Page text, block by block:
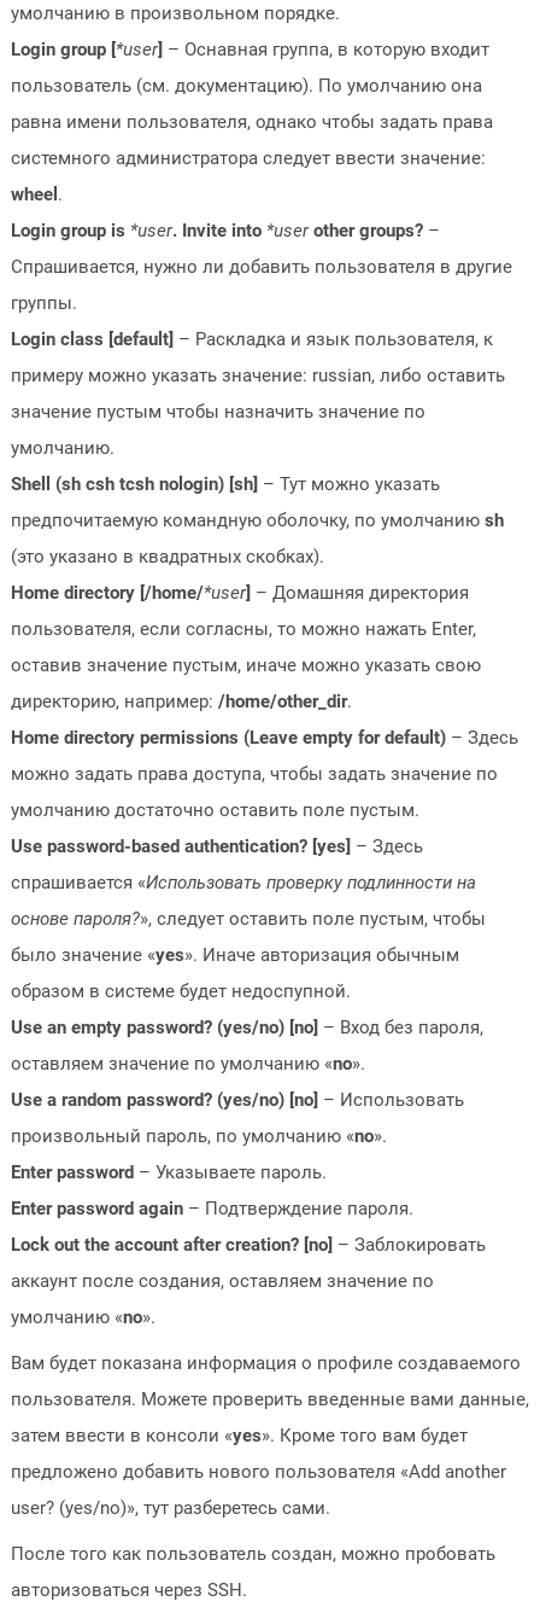
умолчанию в произвольном порядке.
Login group [*user] – Оснавная группа, в которую входит
пользователь (см. документацию). По умолчанию она
равна имени пользователя, однако чтобы задать права
системного администратора следует ввести значение:
wheel .
Login group is *user. Invite into *user other groups?–
Спрашивается, нужно ли добавить пользователя в другие
группы.
Login class [default] – Раскладка и язык пользователя, к
примеру можно указать значение: russian, либо оставить
значение пустым чтобы назначить значение по
умолчанию.
Shell (sh csh tcsh nologin) [sh] – Тут можно указать
предпочитаемую командную оболочку, по умолчанию sh
(это указано в квадратных скобках).
Home directory [/home/*user] – Домашняя директория
пользователя, если согласны, то можно нажать Enter,
оставив значение пустым, иначе можно указать свою
директорию, например: /home/other_dir.
Home directory permissions (Leave empty for default)– Здесь
можно задать права доступа, чтобы задать значение по
умолчанию достаточно оставить поле пустым.
Use password-based authentication? [yes] – Здесь
спрашивается «Использовать проверку подлинности на
основе пароля?», следует оставить поле пустым, чтобы
было значение «yes». Иначе авторизация обычным
образом в системе будет недоспупной.
Use an empty password? (yes/no) [no] – Вход без пароля,
оставляем значение по умолчанию «no».
Use a random password? (yes/no) [no] – Использовать
произвольный пароль, по умолчанию «no».
Enter password– Указываете пароль.
Enter password again– Подтверждение пароля.
Lock out the account after creation? [no] – Заблокировать
аккаунт после создания, оставляем значение по
умолчанию «no».
Вам будет показана информация о профиле создаваемого
пользователя. Можете проверить введенные вами данные,
затем ввести в консоли «yes». Кроме того вам будет
предложено добавить нового пользователя «Add another
user? (yes/no)», тут разберетесь сами.
После того как пользователь создан, можно пробовать
авторизоваться через SSH.